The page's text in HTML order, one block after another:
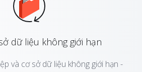
dữ liệu không giới hạn
và cơ sở dữ liệu không giới hạn -